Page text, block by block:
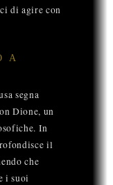
di agire con
A
segna
Dione, un
In
il
che
i suoi